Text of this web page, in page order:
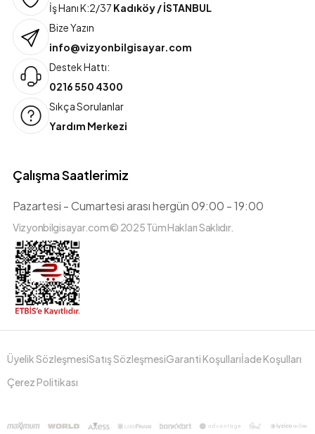
İş Hanı K:2/37 Kadıköy / İSTANBUL
Bize Yazın
info@vizyonbilgisayar.com
Destek Hattı:
0216 550 4300
Sıkça Sorulanlar
Yardım Merkezi
Çalışma Saatlerimiz
Pazartesi - Cumartesi arası hergün 09:00 - 19:00
Vizyonbilgisayar.com © 2025 Tüm Hakları Saklıdır.
Üyelik SözleşmesiSatış SözleşmesiGaranti Koşullarıİade Koşulları
Çerez Politikası